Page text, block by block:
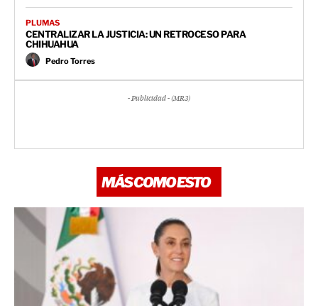
PLUMAS
CENTRALIZAR LA JUSTICIA: UN RETROCESO PARA
CHIHUAHUA
Pedro Torres
- Publicidad - (MR3)
MÁS COMO ESTO